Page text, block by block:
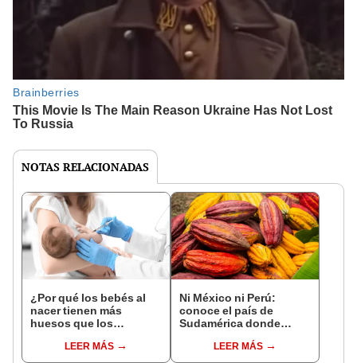
NOTAS RELACIONADAS
¿Por qué los bebés al
nacer tienen más
huesos que los
LEER MÁS
Ni México ni Perú:
conoce el país de
Sudamérica donde
estudioLEER MÁS